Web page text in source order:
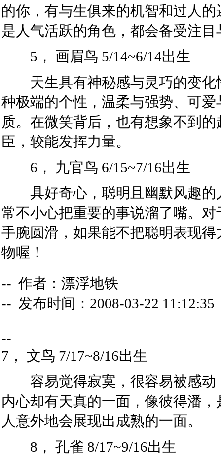
的你，有与生俱来的机智和过人
是人气活跃的角色，都会备受注目
5， 画眉鸟 5/14~6/14出生
天生具有神秘感与灵巧的变化
种极端的个性，温柔与强势、可
质。在微笑背后，也有想象不到
臣，较能发挥力量。
6， 九官鸟 6/15~7/16出生
具好奇心，聪明且幽默风趣的
常不小心把重要的事说溜了嘴。
手腕圆滑，如果能不把聪明表现
物喔！
-- 作者：漂浮地铁
-- 发布时间：2008-03-22 11:12:35
--
7， 文鸟 7/17~8/16出生
容易觉得寂寞，很容易被感动
内心却有天真的一面，像彼得潘
人意外地会展现出成熟的一面。
8， 孔雀 8/17~9/16出生